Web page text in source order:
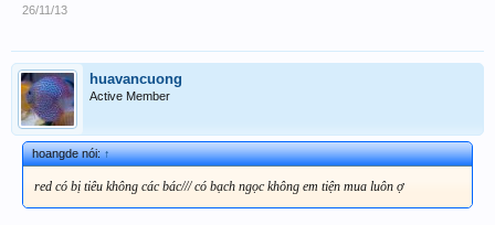
26/11/13
huavancuong
Active Member
hoangde nói:↑
red có bị tiêu không các bác/// có bạch ngọc không em tiện mua luôn ợ